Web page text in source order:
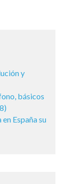
y
básicos
España su